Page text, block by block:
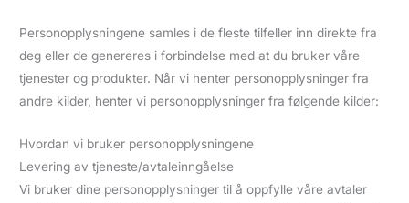
Personopplysningene samles i de fleste tilfeller inn direkte fra
deg eller de genereres i forbindelse med at du bruker våre
tjenester og produkter. Når vi henter personopplysninger fra
andre kilder, henter vi personopplysninger fra følgende kilder:
Hvordan vi bruker personopplysningene
Levering av tjeneste/avtaleinngåelse
Vi bruker dine personopplysninger til å oppfylle våre avtaler